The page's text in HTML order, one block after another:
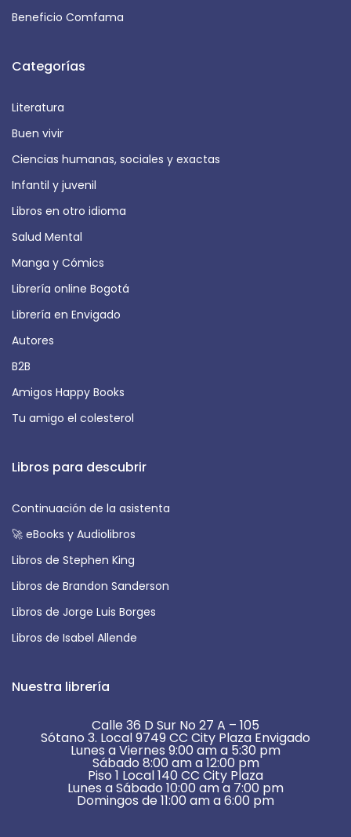
Beneficio Comfama
Categorías
Literatura
Buen vivir
Ciencias humanas, sociales y exactas
Infantil y juvenil
Libros en otro idioma
Salud Mental
Manga y Cómics
Librería online Bogotá
Librería en Envigado
Autores
B2B
Amigos Happy Books
Tu amigo el colesterol
Libros para descubrir
Continuación de la asistenta
🚀 eBooks y Audiolibros
Libros de Stephen King
Libros de Brandon Sanderson
Libros de Jorge Luis Borges
Libros de Isabel Allende
Nuestra librería
Calle 36 D Sur No 27 A – 105
Sótano 3. Local 9749 CC City Plaza Envigado
Lunes a Viernes 9:00 am a 5:30 pm
Sábado 8:00 am a 12:00 pm
Piso 1 Local 140 CC City Plaza
Lunes a Sábado 10:00 am a 7:00 pm
Domingos de 11:00 am a 6:00 pm